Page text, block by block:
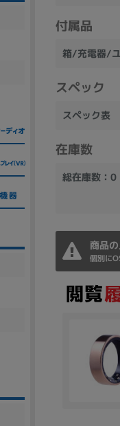
付属品
箱/充電器/
スペック
スペック表
在庫数
総在庫数：0
商品
個別に
Aランク Bラ